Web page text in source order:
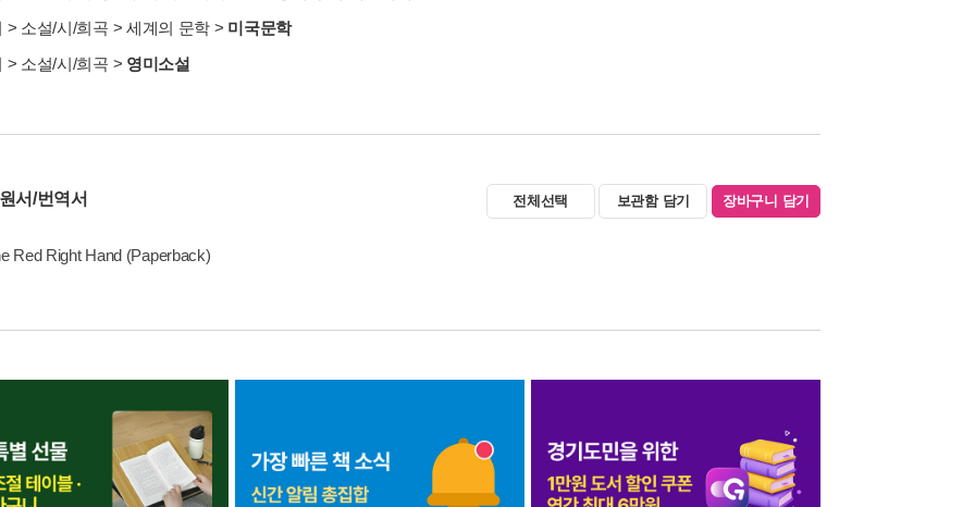
> 소설/시/희곡 > 세계의 문학 > 미국문학
> 소설/시/희곡 > 영미소설
서/번역서 전체선택 보관함 담기 장바구니 담기
Red Right Hand (Paperback)